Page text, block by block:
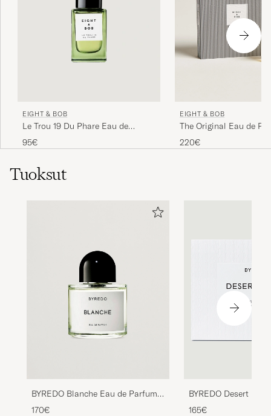
EIGHT & BOB
Le Trou 19 Du Phare Eau de
Parfum 30ml
95€
EIGHT & BOB
The Original Eau de
220€
Tuoksut
BYREDO Blanche Eau de Parfum
50ml
170€
BYREDO Desert
Parfum 50ml
165€